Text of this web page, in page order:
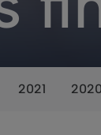
2021 2020